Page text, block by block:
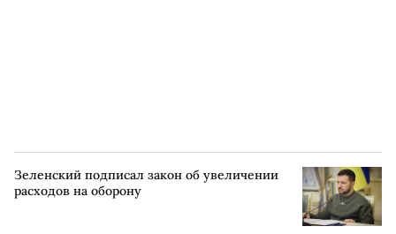
Зеленский подписал закон об увеличении
расходов на оборону